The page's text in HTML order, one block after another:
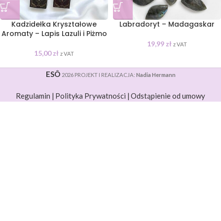
Kadzidełka Kryształowe
Aromaty – Lapis Lazuli i Piżmo
15,00zł z VAT
Labradoryt – Madagaskar
19,99 zł z VAT
ESÔ 2026 PROJEKT I REALIZACJA: Nadia Hermann
Regulamin | Polityka Prywatności | Odstąpienie od umowy